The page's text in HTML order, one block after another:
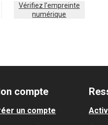
Vérifiez l'empreinte
numérique
compte
un compte